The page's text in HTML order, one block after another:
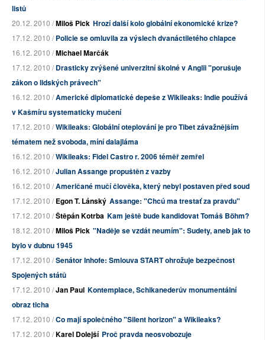
listů
20.12. 2010 /Miloš Pick Hrozí další kolo globální ekonomické krize?
17.12. 2010 /Policie se omluvila za výslech dvanáctiletého chlapce
16.12. 2010 /Michael Marčák
17.12. 2010 /Drasticky zvýšené univerzitní školné v Anglii "porušuje
zákon o lidských právech"
16.12. 2010 /Americké diplomatické depeše z Wikileaks: Indie používá
v Kašmíru systematicky mučení
17.12. 2010 /Wikileaks: Globální oteplování je pro Tibet závažnějším
tématem než svoboda, míní dalajláma
16.12. 2010 /Wikileaks: Fidel Castro r. 2006 téměř zemřel
16.12. 2010 /Julian Assange propuštěn z vazby
16.12. 2010 /Američané mučí člověka, který nebyl postaven před soud
17.12. 2010 /Egon T. Lánský Assange: "Chcú ma trestať za pravdu"
17.12. 2010 /Štěpán Kotrba Kam ještě bude kandidovat Tomáš Böhm?
18.12. 2010 /Miloš Pick "Naděje se vzdát neumím": Sudety, aneb jak to
bylo v dubnu 1945
17.12. 2010 /Senátor Inhofe: Smlouva START ohrožuje bezpečnost
Spojených států
17.12. 2010 /Jan Paul Kontemplace, Schikanederův monumentální
obraz ticha
17.12. 2010 /Co mají společného "Silent horizon" a Wikileaks?
17.12. 2010 /Karel Dolejší Proč pravda neosvobozuje